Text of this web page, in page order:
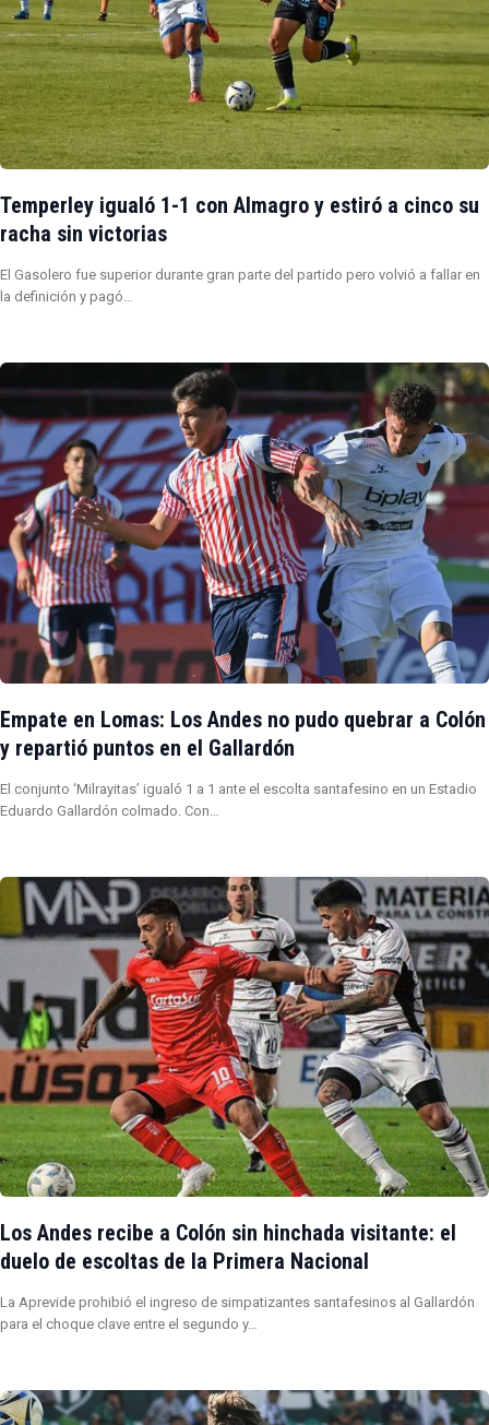
Temperley igualó 1-1 con Almagro y estiró a cinco su
racha sin victorias
El Gasolero fue superior durante gran parte del partido pero volvió a fallar en
la definición y pagó…
Empate en Lomas: Los Andes no pudo quebrar a Colón
y repartió puntos en el Gallardón
El conjunto ‘Milrayitas’ igualó 1 a 1 ante el escolta santafesino en un Estadio
Eduardo Gallardón colmado. Con…
Los Andes recibe a Colón sin hinchada visitante: el
duelo de escoltas de la Primera Nacional
La Aprevide prohibió el ingreso de simpatizantes santafesinos al Gallardón
para el choque clave entre el segundo y…